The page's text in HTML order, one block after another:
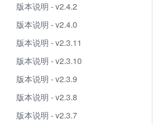
版本说明 - v2.4.2
版本说明 - v2.4.0
版本说明 - v2.3.11
版本说明 - v2.3.10
版本说明 - v2.3.9
版本说明 - v2.3.8
版本说明 - v2.3.7